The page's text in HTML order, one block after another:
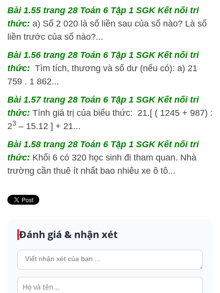
Bài 1.55 trang 28 Toán 6 Tập 1 SGK Kết nối tri
thức: a) Số 2 020 là số liền sau của số nào? Là số
liền trước của số nào?...
Bài 1.56 trang 28 Toán 6 Tập 1 SGK Kết nối tri
thức: Tìm tích, thương và số dư (nếu có): a) 21
759 . 1 862...
Bài 1.57 trang 28 Toán 6 Tập 1 SGK Kết nối tri
thức: Tính giá trị của biểu thức: 21.[ ( 1245 + 987) :
23 – 15.12 ] + 21...
Bài 1.58 trang 28 Toán 6 Tập 1 SGK Kết nối tri
thức: Khối 6 có 320 học sinh đi tham quan. Nhà
trường cần thuê ít nhất bao nhiêu xe ô tô...
Đánh giá & nhận xét